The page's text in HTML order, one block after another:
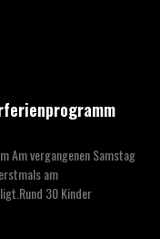
Am vergangenen Samstag
am
30 Kinder